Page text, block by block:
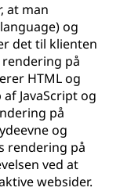
at man
og
det til klienten
på
HTML og
JavaScript og
på
og
rendering på
ved at
websider.